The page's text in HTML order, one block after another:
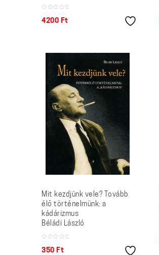
4200 Ft
Mit kezdjünk vele? Tovább
élő történelmünk: a
kádárizmus
Béládi László
350 Ft